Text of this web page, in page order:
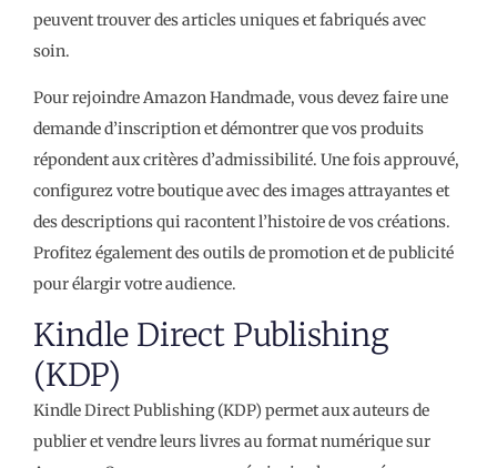
peuvent trouver des articles uniques et fabriqués avec
soin.
Pour rejoindre Amazon Handmade, vous devez faire une
demande d’inscription et démontrer que vos produits
répondent aux critères d’admissibilité. Une fois approuvé,
configurez votre boutique avec des images attrayantes et
des descriptions qui racontent l’histoire de vos créations.
Profitez également des outils de promotion et de publicité
pour élargir votre audience.
Kindle Direct Publishing
(KDP)
Kindle Direct Publishing (KDP) permet aux auteurs de
publier et vendre leurs livres au format numérique sur